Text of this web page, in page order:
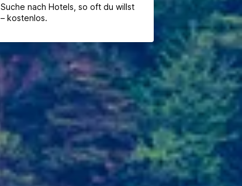
Suche nach Hotels, so oft du willst
– kostenlos.